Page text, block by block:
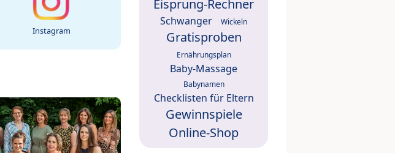
Instagram
Eisprung-Rechner
Schwanger Wickeln
Gratisproben
Ernährungsplan
Baby-Massage
Babynamen
Checklisten für Eltern
Gewinnspiele
Online-Shop